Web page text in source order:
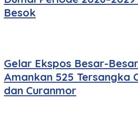
Besok
Gelar Ekspos Besar-
Amankan 525 Tersangka
dan Curanmor